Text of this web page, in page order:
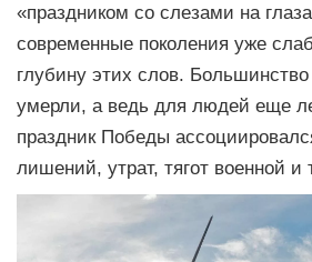
«праздником со слезами на
современные поколения уже
глубину этих слов.
умерли, а ведь для людей еще
праздник Победы
лишений, утрат, тягот военной